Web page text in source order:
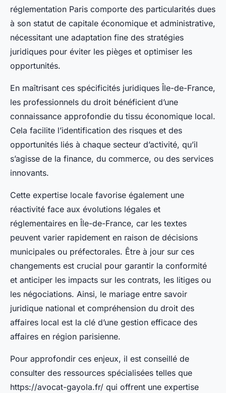
réglementation Paris comporte des particularités dues
à son statut de capitale économique et administrative,
nécessitant une adaptation fine des stratégies
juridiques pour éviter les pièges et optimiser les
opportunités.
En maîtrisant ces spécificités juridiques Île-de-France,
les professionnels du droit bénéficient d’une
connaissance approfondie du tissu économique local.
Cela facilite l’identification des risques et des
opportunités liés à chaque secteur d’activité, qu’il
s’agisse de la finance, du commerce, ou des services
innovants.
Cette expertise locale favorise également une
réactivité face aux évolutions légales et
réglementaires en Île-de-France, car les textes
peuvent varier rapidement en raison de décisions
municipales ou préfectorales. Être à jour sur ces
changements est crucial pour garantir la conformité
et anticiper les impacts sur les contrats, les litiges ou
les négociations. Ainsi, le mariage entre savoir
juridique national et compréhension du droit des
affaires local est la clé d’une gestion efficace des
affaires en région parisienne.
Pour approfondir ces enjeux, il est conseillé de
consulter des ressources spécialisées telles que
https://avocat-gayola.fr/ qui offrent une expertise